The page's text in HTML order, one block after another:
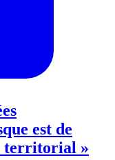
est de
territorial »